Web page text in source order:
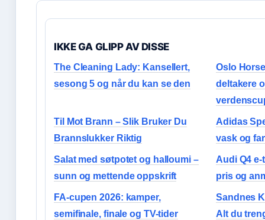
IKKE GA GLIPP AV DISSE
The Cleaning Lady: Kansellert,
sesong 5 og når du kan se den
Oslo
deltakere
Til Mot Brann – Slik Bruker Du
Brannslukker Riktig
Adidas
vask og
Salat med søtpotet og halloumi –
sunn og mettende oppskrift
Audi Q4
pris og
FA-cupen 2026: kamper,
semifinale, finale og TV-tider
Sandnes
Alt du